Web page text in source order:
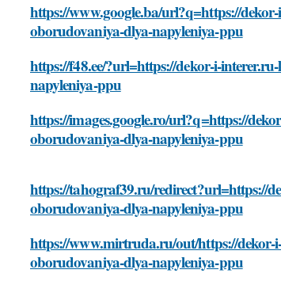
https://www.google.ba/url?q=https://
oborudovaniya-dlya-napyleniya-ppu
https://f48.ee/?url=https://dekor-i-
napyleniya-ppu
https://images.google.ro/url?q=https://
oborudovaniya-dlya-napyleniya-ppu
https://tahograf39.ru/redirect?url=https://
oborudovaniya-dlya-napyleniya-ppu
https://www.mirtruda.ru/out/https://dekor-
oborudovaniya-dlya-napyleniya-ppu